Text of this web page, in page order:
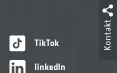
TikTok
linkedIn
Kontakt